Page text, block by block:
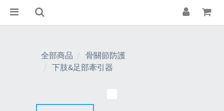
全部商品
骨關節防護
下肢&足部牽引器